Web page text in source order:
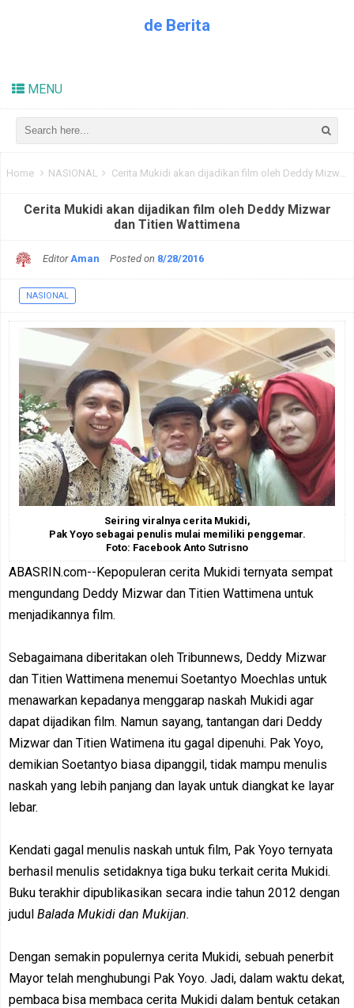
de Berita
MENU
Home NASIONAL Cerita Mukidi akan dijadikan film oleh Deddy Mizwar dan Titien Wattimena
Cerita Mukidi akan dijadikan film oleh Deddy Mizwar
dan Titien Wattimena
EditorAman Posted on 8/28/2016
NASIONAL
Seiring viralnya cerita Mukidi,
Pak Yoyo sebagai penulis mulai memiliki penggemar.
Foto: Facebook Anto Sutrisno
ABASRIN.com--Kepopuleran cerita Mukidi ternyata sempat
mengundang Deddy Mizwar dan Titien Wattimena untuk
menjadikannya film.
Sebagaimana diberitakan oleh Tribunnews, Deddy Mizwar
dan Titien Wattimena menemui Soetantyo Moechlas untuk
menawarkan kepadanya menggarap naskah Mukidi agar
dapat dijadikan film. Namun sayang, tantangan dari Deddy
Mizwar dan Titien Watimena itu gagal dipenuhi. Pak Yoyo,
demikian Soetantyo biasa dipanggil, tidak mampu menulis
naskah yang lebih panjang dan layak untuk diangkat ke layar
lebar.
Kendati gagal menulis naskah untuk film, Pak Yoyo ternyata
berhasil menulis setidaknya tiga buku terkait cerita Mukidi.
Buku terakhir dipublikasikan secara indie tahun 2012 dengan
judul Balada Mukidi dan Mukijan.
Dengan semakin populernya cerita Mukidi, sebuah penerbit
Mayor telah menghubungi Pak Yoyo. Jadi, dalam waktu dekat,
pembaca bisa membaca cerita Mukidi dalam bentuk cetakan